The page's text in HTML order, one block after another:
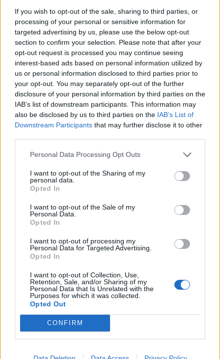
If you wish to opt-out of the sale, sharing to third parties, or
processing of your personal or sensitive information for
targeted advertising by us, please use the below opt-out
section to confirm your selection. Please note that after your
opt-out request is processed you may continue seeing
interest-based ads based on personal information utilized by
us or personal information disclosed to third parties prior to
your opt-out. You may separately opt-out of the further
disclosure of your personal information by third parties on the
IAB’s list of downstream participants. This information may
also be disclosed by us to third parties on the IAB’s List of
Downstream Participants that may further disclose it to other
Personal Data Processing Opt Outs
I want to opt-out of the Sharing of my
personal data.
Opted In
I want to opt-out of the Sale of my
Personal Data.
Opted In
I want to opt-out of processing my
Personal Data for Targeted Advertising.
Opted In
I want to opt-out of Collection, Use,
Retention, Sale, and/or Sharing of my
Personal Data that Is Unrelated with the
Purposes for which it was collected.
Opted Out
CONFIRM
Ist wohl der Trend hier. Die alten Events durchlaufen lassen
und die paar Neuerungen ( Preise ) zurückhalten, um die
Spieler im Spiel zu halten.
Das funktioniert aber nicht ewig.
Man kommt sich vor, wie das Reittier im Spiel, dem eine
Möhre vorgehalten wird.
Frage : Wer ist das Schwein und wer sitz ober drauf ?
8 April 2024
Lorindel, Gunging Froggy52 gefällt dies.
Forenkommissar
Frage : Wer ist das Schwein und wer sitz ober drauf
Ich würde sagen,wir sind die arme Sau die geschlachtet
werden soll
Lorindel
Zitat von XxdTbxX:↑
Event war solide.
Am ende war ich froh, nicht mehr auf die map zu müssen.
Mit meiner kleinen Magierin, das Event garnicht erst begonnen.
20 Com Münzen - na Super !
Frühlingsstaub und Fortschritt ! LOL